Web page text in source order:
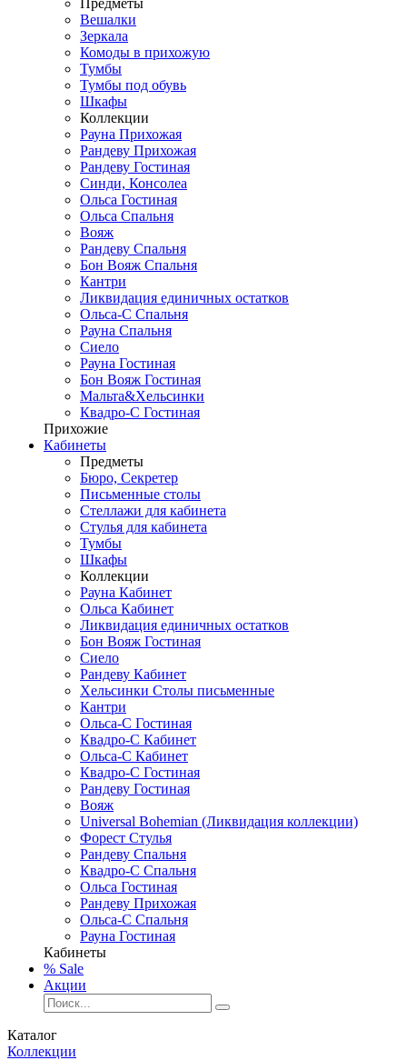
Предметы
Вешалки
Зеркала
Комоды в прихожую
Тумбы
Тумбы под обувь
Шкафы
Коллекции
Рауна Прихожая
Рандеву Прихожая
Рандеву Гостиная
Синди, Консолеа
Ольса Гостиная
Ольса Спальня
Вояж
Рандеву Спальня
Бон Вояж Спальня
Кантри
Ликвидация единичных остатков
Ольса-С Спальня
Рауна Спальня
Сиело
Рауна Гостиная
Бон Вояж Гостиная
Мальта&Хельсинки
Квадро-С Гостиная
Прихожие
Кабинеты
Предметы
Бюро, Секретер
Письменные столы
Стеллажи для кабинета
Стулья для кабинета
Тумбы
Шкафы
Коллекции
Рауна Кабинет
Ольса Кабинет
Ликвидация единичных остатков
Бон Вояж Гостиная
Сиело
Рандеву Кабинет
Хельсинки Столы письменные
Кантри
Ольса-С Гостиная
Квадро-С Кабинет
Ольса-С Кабинет
Квадро-С Гостиная
Рандеву Гостиная
Вояж
Universal Bohemian (Ликвидация коллекции)
Форест Стулья
Рандеву Спальня
Квадро-С Спальня
Ольса Гостиная
Рандеву Прихожая
Ольса-С Спальня
Рауна Гостиная
Кабинеты
% Sale
Акции
Каталог
Коллекции